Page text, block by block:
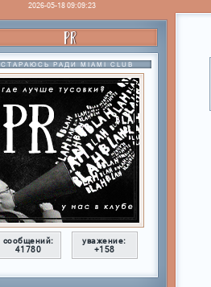
2026-05-18 09:09:23
PR
СТАРАЮСЬ РАДИ MIAMI CLUB
сообщений:
41780
уважение:
+158